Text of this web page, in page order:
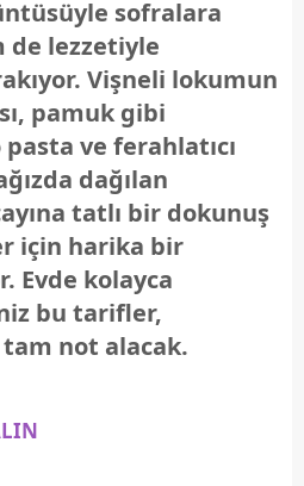
sofralara
de lezzetiyle
Vişneli lokumun
pamuk gibi
ve ferahlatıcı
dağılan
tatlı bir dokunuş
için harika bir
Evde kolayca
bu tarifler,
not alacak.